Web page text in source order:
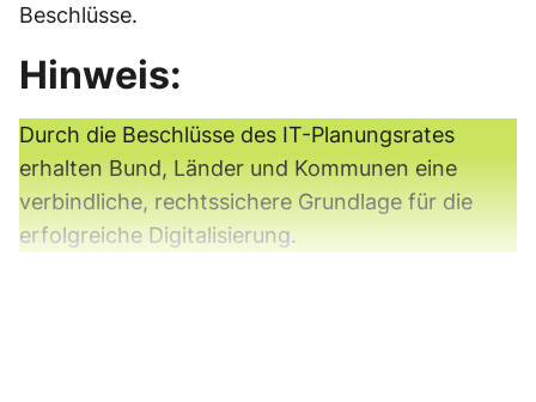
Beschlüsse.
Hinweis:
Durch die Beschlüsse des IT-Planungsrates
erhalten Bund, Länder und Kommunen eine
verbindliche, rechtssichere Grundlage für die
erfolgreiche Digitalisierung.